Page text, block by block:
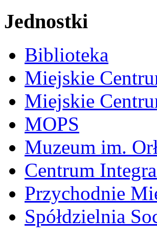
Jednostki
Biblioteka
Miejskie
Miejskie
MOPS
Muzeum im.
Centrum
Przychodnie
Spółdzielnia